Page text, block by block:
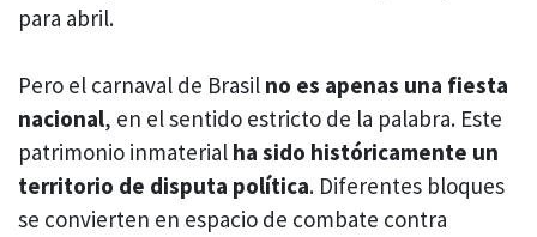
para abril.
Pero el carnaval de Brasil no es apenas una fiesta
nacional, en el sentido estricto de la palabra. Este
patrimonio inmaterial ha sido históricamente un
territorio de disputa política. Diferentes bloques
se convierten en espacio de combate contra